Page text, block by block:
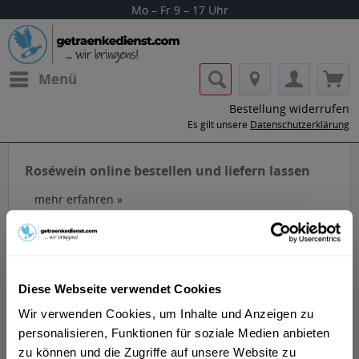
Diese Webseite verwendet Cookies
Wir verwenden Cookies, um Inhalte und Anzeigen zu
personalisieren, Funktionen für soziale Medien anbieten
zu können und die Zugriffe auf unsere Website zu
Mo – Fr 9 – 17 Uhr
Menü
Bestellung widerrufen
Es gilt unsere Datenschutzerklärung
Roséwein online bestellen und liefern lassen
. mehr erfahren »
Roséwein ist ein sehr hellfarbiger Wein, der ähnlich wie
Weißwein aus roten Trauben hergestellt wird. Die
Färbung des Roséweins kann variieren. Dieser Wein